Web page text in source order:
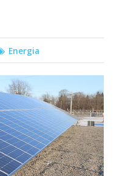
Energia